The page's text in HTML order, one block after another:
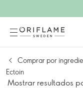
Comprar por
Ectoin
Mostrar resultados